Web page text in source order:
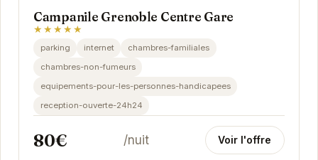
Campanile Grenoble Centre Gare
★★★★★
parking internet
chambres-familiales
chambres-non-fumeurs
equipements-pour-les-personnes-handicapees
reception-ouverte-24h24
80€ /nuit Voir l'offre